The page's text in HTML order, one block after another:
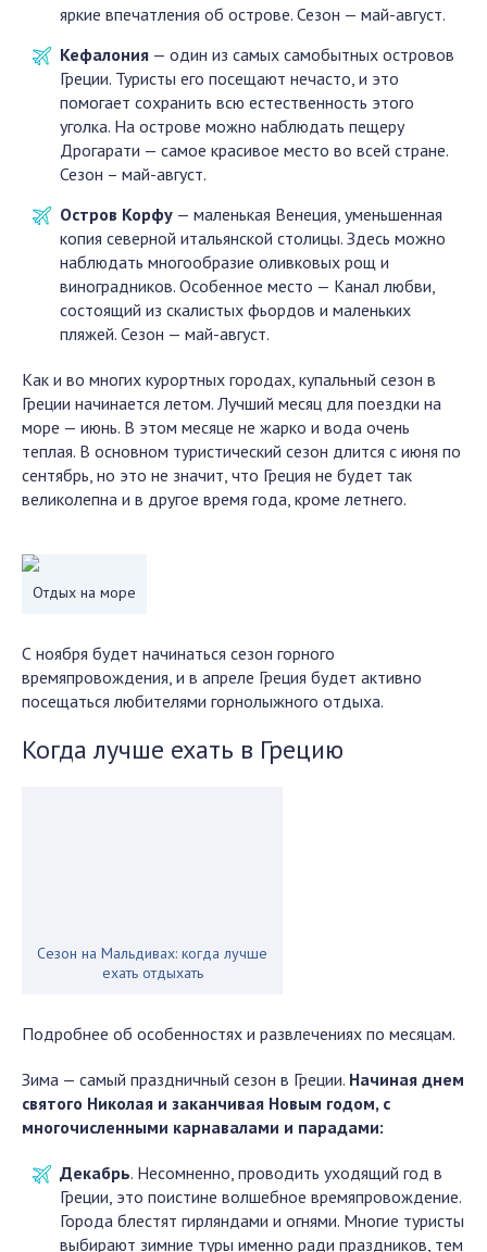
яркие впечатления об острове. Сезон — май-август.
Кефалония — один из самых самобытных островов
Греции. Туристы его посещают нечасто, и это
помогает сохранить всю естественность этого
уголка. На острове можно наблюдать пещеру
Дрогарати — самое красивое место во всей стране.
Сезон – май-август.
Остров Корфу — маленькая Венеция, уменьшенная
копия северной итальянской столицы. Здесь можно
наблюдать многообразие оливковых рощ и
виноградников. Особенное место — Канал любви,
состоящий из скалистых фьордов и маленьких
пляжей. Сезон — май-август.
Как и во многих курортных городах, купальный сезон в
Греции начинается летом. Лучший месяц для поездки на
море — июнь. В этом месяце не жарко и вода очень
теплая. В основном туристический сезон длится с июня по
сентябрь, но это не значит, что Греция не будет так
великолепна и в другое время года, кроме летнего.
Отдых на море
С ноября будет начинаться сезон горного
времяпровождения, и в апреле Греция будет активно
посещаться любителями горнолыжного отдыха.
Когда лучше ехать в Грецию
Сезон на Мальдивах: когда лучше
ехать отдыхать
Подробнее об особенностях и развлечениях по месяцам.
Зима — самый праздничный сезон в Греции. Начиная днем
святого Николая и заканчивая Новым годом, с
многочисленными карнавалами и парадами:
Декабрь. Несомненно, проводить уходящий год в
Греции, это поистине волшебное времяпровождение.
Города блестят гирляндами и огнями. Многие туристы
выбирают зимние туры именно ради праздников, тем